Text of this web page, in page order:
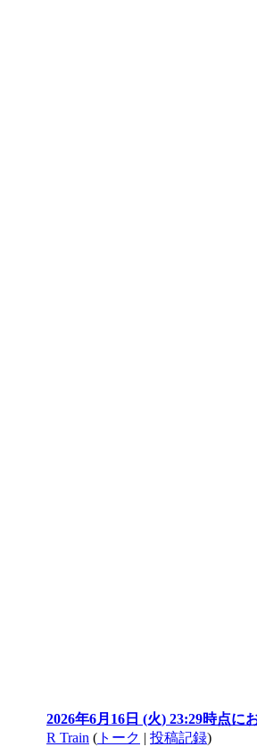
2026年6月16日 (火) 23:29時点に
R Train ( トーク | 投稿記録)